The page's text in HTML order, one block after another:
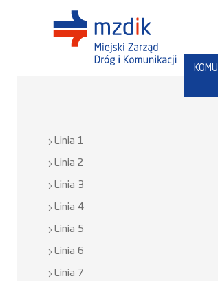
Linia 1
Linia 2
Linia 3
Linia 4
Linia 5
Linia 6
Linia 7